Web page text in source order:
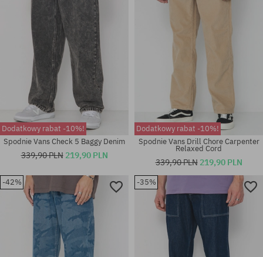
Dostępne rozmiary:
28; 31; 33
Dostępne rozmiary:
Dodatkowy rabat -10%!
Spodnie Vans Check 5 Baggy Denim
339,90 PLN 219,90 PLN
Dodatkowy rabat -10%!
Spodnie Vans Drill Chore Carpenter
Relaxed Cord
339,90 PLN 219,90 PLN
-42% -35%